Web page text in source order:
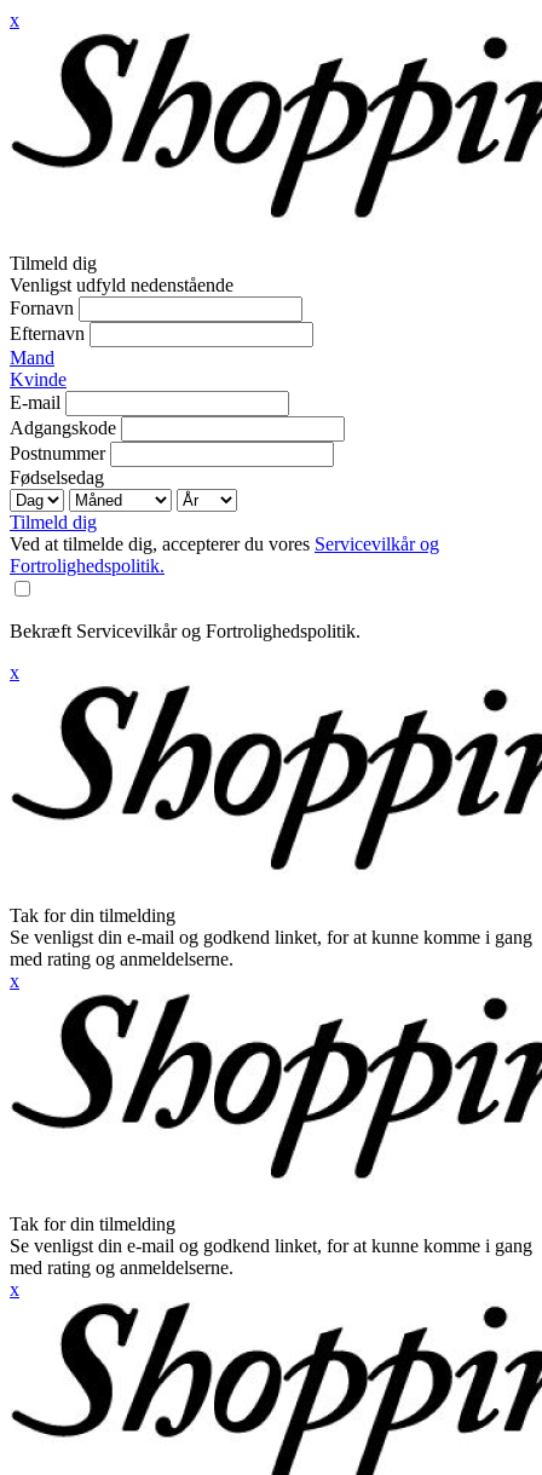
x
Tilmeld dig
Venligst udfyld nedenstående
Fornavn
Efternavn
Mand
Kvinde
E-mail
Adgangskode
Postnummer
Fødselsedag
Tilmeld dig
Ved at tilmelde dig, accepterer du vores Servicevilkår og
Fortrolighedspolitik.
Bekræft Servicevilkår og Fortrolighedspolitik.
x
Tak for din tilmelding
Se venligst din e-mail og godkend linket, for at kunne komme i gang
med rating og anmeldelserne.
x
Tak for din tilmelding
Se venligst din e-mail og godkend linket, for at kunne komme i gang
med rating og anmeldelserne.
x